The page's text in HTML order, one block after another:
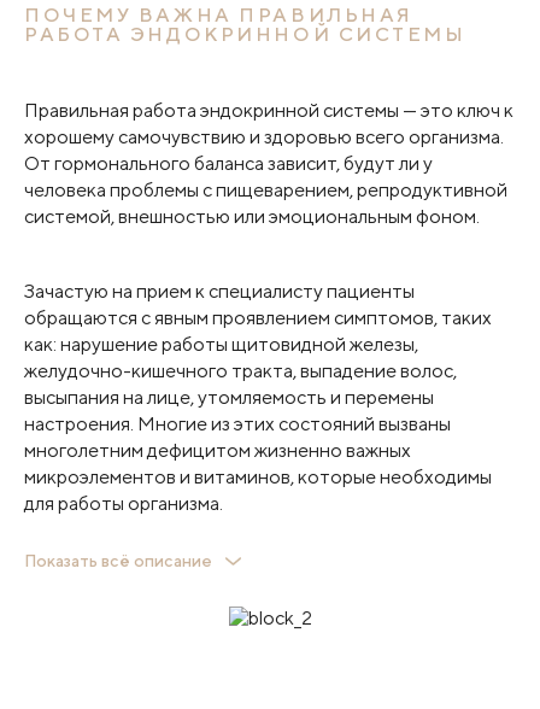
ПОЧЕМУ ВАЖНА ПРАВИЛЬНАЯ
РАБОТА ЭНДОКРИННОЙ СИСТЕМЫ
Правильная работа эндокринной системы — это ключ к
хорошему самочувствию и здоровью всего организма.
От гормонального баланса зависит, будут ли у
человека проблемы с пищеварением, репродуктивной
системой, внешностью или эмоциональным фоном.
Зачастую на прием к специалисту пациенты
обращаются с явным проявлением симптомов, таких
как: нарушение работы щитовидной железы,
желудочно-кишечного тракта, выпадение волос,
высыпания на лице, утомляемость и перемены
настроения. Многие из этих состояний вызваны
многолетним дефицитом жизненно важных
микроэлементов и витаминов, которые необходимы
для работы организма.
Предупредить появление проблем со здоровьем
которая позволит выявить дефицит микроэлементов и
витаминов еще до того, как он стал негативно влиять
Показать всё описание